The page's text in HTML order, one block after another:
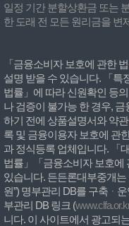
일정 기간 분할상환금 또는
한 도래 전 모든 원리금을 변
「금융소비자 보호에 관한
설명 받을 수 있습니다. 「특
법률」에 따라 신원확인 등
나 검증이 불가능 한 경우,
하기 전에 상품설명서와 약
록 및 금융이용자 보호에 관
과 정식등록 업체입니다. 「
법률」「금융소비자 보호에
있습니다. 든든론대부중개는
원”) 명부관리 DB를 구축ᆞ
부관리 DB 링크 (
니다. 이 사이트에서 광고되